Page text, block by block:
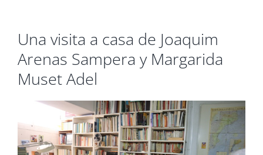
Una visita a casa de Joaquim
Arenas Sampera y Margarida
Muset Adel